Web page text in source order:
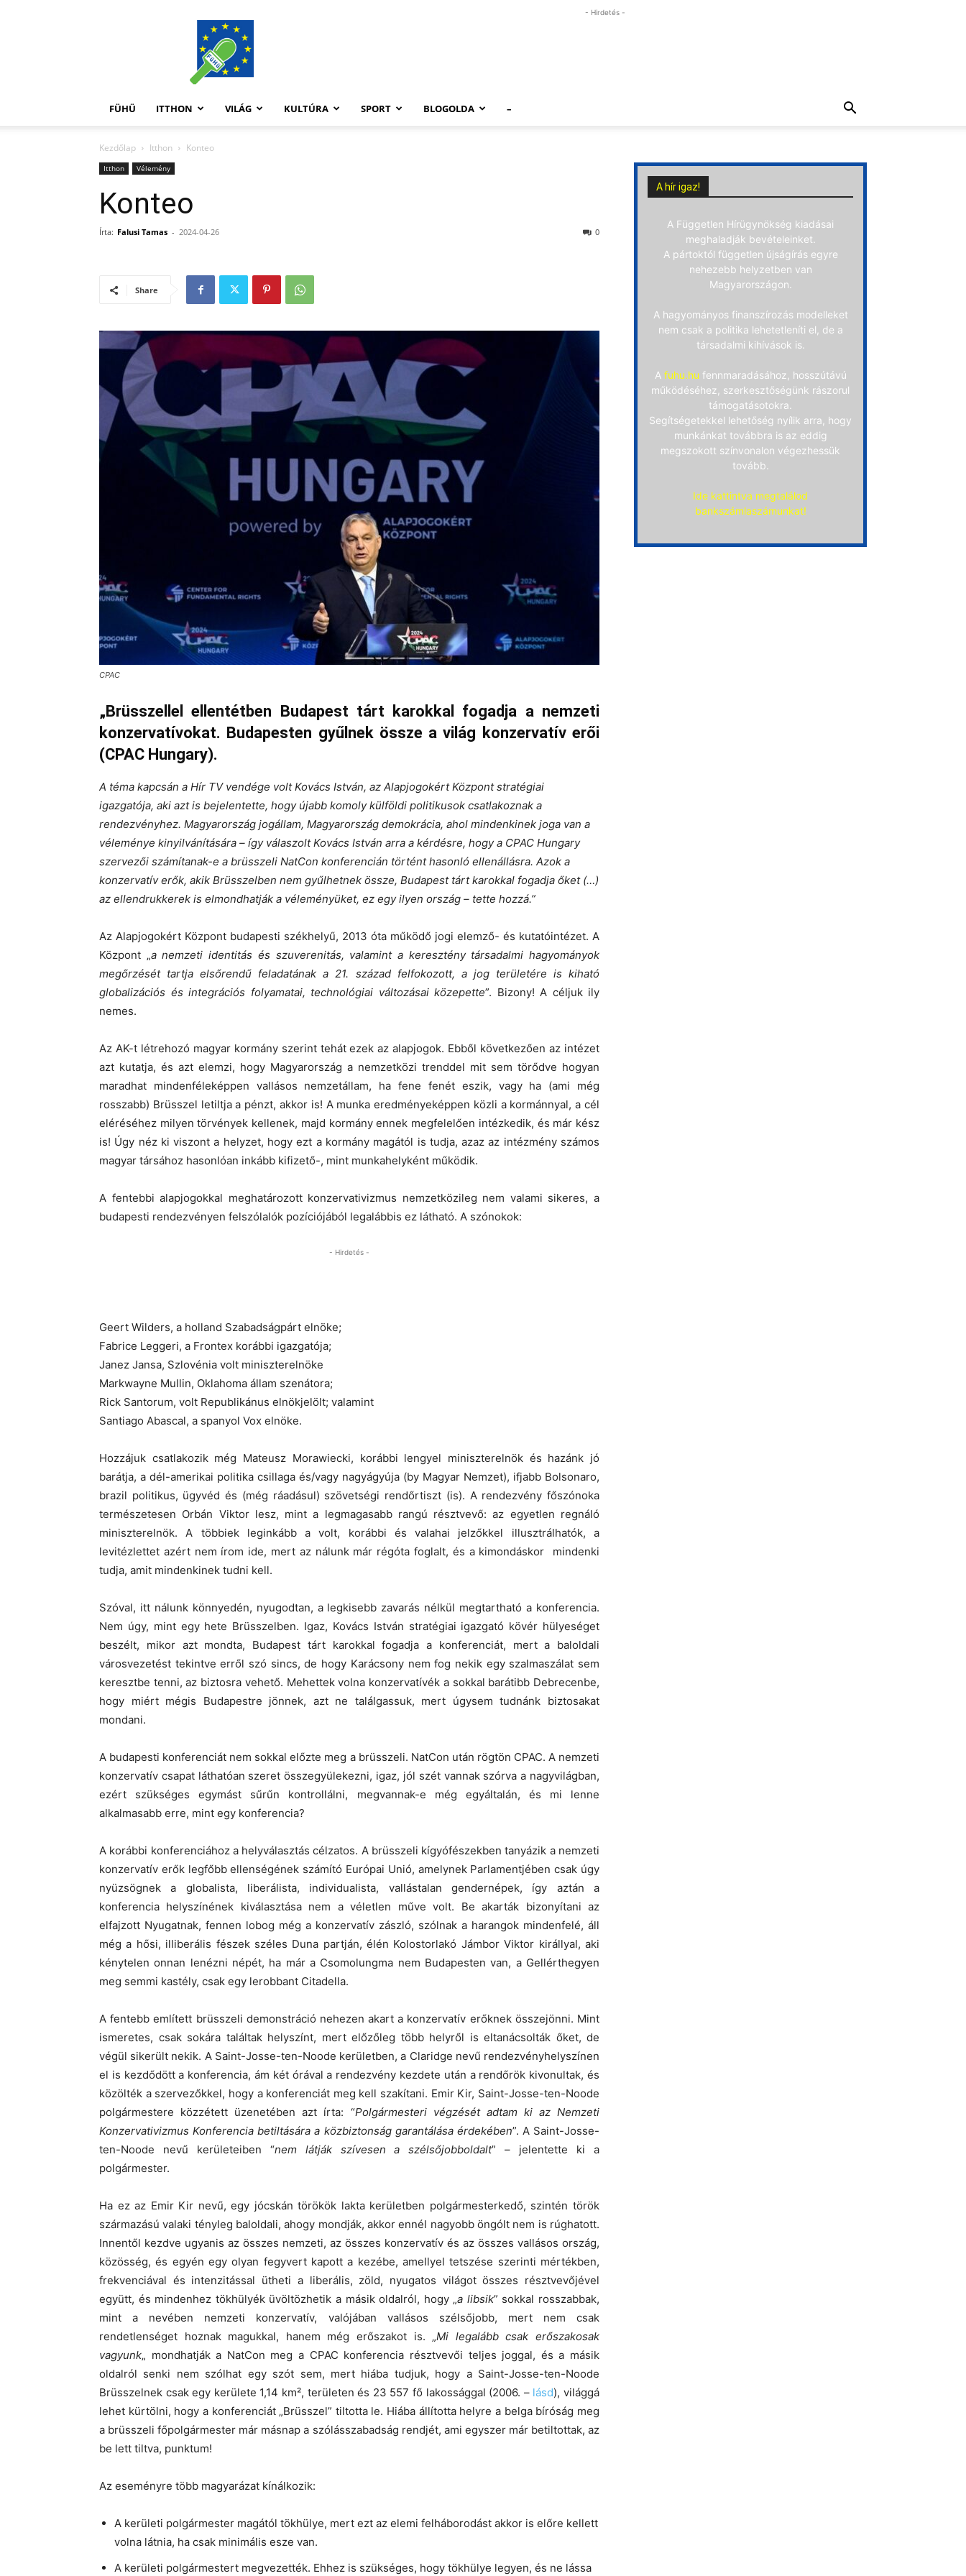
FüHü
- Hirdetés -
FÜHÜ ITTHON VILÁG KULTÚRA SPORT BLOGOLDA –
Kezdőlap Itthon Konteo
Itthon Vélemény
Konteo
Írta: Falusi Tamas - 2024-04-26 0
Share
CPAC
„Brüsszellel ellentétben Budapest tárt karokkal fogadja a nemzeti
konzervatívokat. Budapesten gyűlnek össze a világ konzervatív erői
(CPAC Hungary).
A téma kapcsán a Hír TV vendége volt Kovács István, az Alapjogokért Központ stratégiai
igazgatója, aki azt is bejelentette, hogy újabb komoly külföldi politikusok csatlakoznak a
rendezvényhez. Magyarország jogállam, Magyarország demokrácia, ahol mindenkinek joga van a
véleménye kinyilvánítására – így válaszolt Kovács István arra a kérdésre, hogy a CPAC Hungary
szervezői számítanak-e a brüsszeli NatCon konferencián történt hasonló ellenállásra. Azok a
konzervatív erők, akik Brüsszelben nem gyűlhetnek össze, Budapest tárt karokkal fogadja őket (…)
az ellendrukkerek is elmondhatják a véleményüket, ez egy ilyen ország – tette hozzá.”
Az Alapjogokért Központ budapesti székhelyű, 2013 óta működő jogi elemző- és kutatóintézet. A
Központ „a nemzeti identitás és szuverenitás, valamint a keresztény társadalmi hagyományok
megőrzését tartja elsőrendű feladatának a 21. század felfokozott, a jog területére is kiható
globalizációs és integrációs folyamatai, technológiai változásai közepette”. Bizony! A céljuk ily
nemes.
Az AK-t létrehozó magyar kormány szerint tehát ezek az alapjogok. Ebből következően az intézet
azt kutatja, és azt elemzi, hogy Magyarország a nemzetközi trenddel mit sem törődve hogyan
maradhat mindenféleképpen vallásos nemzetállam, ha fene fenét eszik, vagy ha (ami még
rosszabb) Brüsszel letiltja a pénzt, akkor is! A munka eredményeképpen közli a kormánnyal, a cél
eléréséhez milyen törvények kellenek, majd kormány ennek megfelelően intézkedik, és már kész
is! Úgy néz ki viszont a helyzet, hogy ezt a kormány magától is tudja, azaz az intézmény számos
magyar társához hasonlóan inkább kifizető-, mint munkahelyként működik.
A fentebbi alapjogokkal meghatározott konzervativizmus nemzetközileg nem valami sikeres, a
budapesti rendezvényen felszólalók pozíciójából legalábbis ez látható. A szónokok:
- Hirdetés -
Geert Wilders, a holland Szabadságpárt elnöke;
Fabrice Leggeri, a Frontex korábbi igazgatója;
Janez Jansa, Szlovénia volt miniszterelnöke
Markwayne Mullin, Oklahoma állam szenátora;
Rick Santorum, volt Republikánus elnökjelölt; valamint
Santiago Abascal, a spanyol Vox elnöke.
Hozzájuk csatlakozik még Mateusz Morawiecki, korábbi lengyel miniszterelnök és hazánk jó
barátja, a dél-amerikai politika csillaga és/vagy nagyágyúja (by Magyar Nemzet), ifjabb Bolsonaro,
brazil politikus, ügyvéd és (még ráadásul) szövetségi rendőrtiszt (is). A rendezvény főszónoka
természetesen Orbán Viktor lesz, mint a legmagasabb rangú résztvevő: az egyetlen regnáló
miniszterelnök. A többiek leginkább a volt, korábbi és valahai jelzőkkel illusztrálhatók, a
levitézlettet azért nem írom ide, mert az nálunk már régóta foglalt, és a kimondáskor mindenki
tudja, amit mindenkinek tudni kell.
Szóval, itt nálunk könnyedén, nyugodtan, a legkisebb zavarás nélkül megtartható a konferencia.
Nem úgy, mint egy hete Brüsszelben. Igaz, Kovács István stratégiai igazgató kövér hülyeséget
beszélt, mikor azt mondta, Budapest tárt karokkal fogadja a konferenciát, mert a baloldali
városvezetést tekintve erről szó sincs, de hogy Karácsony nem fog nekik egy szalmaszálat sem
keresztbe tenni, az biztosra vehető. Mehettek volna konzervatívék a sokkal barátibb Debrecenbe,
hogy miért mégis Budapestre jönnek, azt ne találgassuk, mert úgysem tudnánk biztosakat
mondani.
A budapesti konferenciát nem sokkal előzte meg a brüsszeli. NatCon után rögtön CPAC. A nemzeti
konzervatív csapat láthatóan szeret összegyülekezni, igaz, jól szét vannak szórva a nagyvilágban,
ezért szükséges egymást sűrűn kontrollálni, megvannak-e még egyáltalán, és mi lenne
alkalmasabb erre, mint egy konferencia?
A korábbi konferenciához a helyválasztás célzatos. A brüsszeli kígyófészekben tanyázik a nemzeti
konzervatív erők legfőbb ellenségének számító Európai Unió, amelynek Parlamentjében csak úgy
nyüzsögnek a globalista, liberálista, individualista, vallástalan gendernépek, így aztán a
konferencia helyszínének kiválasztása nem a véletlen műve volt. Be akarták bizonyítani az
elfajzott Nyugatnak, fennen lobog még a konzervatív zászló, szólnak a harangok mindenfelé, áll
még a hősi, illiberális fészek széles Duna partján, élén Kolostorlakó Jámbor Viktor királlyal, aki
kénytelen onnan lenézni népét, ha már a Csomolungma nem Budapesten van, a Gellérthegyen
meg semmi kastély, csak egy lerobbant Citadella.
A fentebb említett brüsszeli demonstráció nehezen akart a konzervatív erőknek összejönni. Mint
ismeretes, csak sokára találtak helyszínt, mert előzőleg több helyről is eltanácsolták őket, de
végül sikerült nekik. A Saint-Josse-ten-Noode kerületben, a Claridge nevű rendezvényhelyszínen
el is kezdődött a konferencia, ám két órával a rendezvény kezdete után a rendőrök kivonultak, és
közölték a szervezőkkel, hogy a konferenciát meg kell szakítani. Emir Kir, Saint-Josse-ten-Noode
polgármestere közzétett üzenetében azt írta: “Polgármesteri végzését adtam ki az Nemzeti
Konzervativizmus Konferencia betiltására a közbiztonság garantálása érdekében”. A Saint-Josse-
ten-Noode nevű kerületeiben “nem látják szívesen a szélsőjobboldalt” – jelentette ki a
polgármester.
Ha ez az Emir Kir nevű, egy jócskán törökök lakta kerületben polgármesterkedő, szintén török
származású valaki tényleg baloldali, ahogy mondják, akkor ennél nagyobb öngólt nem is rúghatott.
Innentől kezdve ugyanis az összes nemzeti, az összes konzervatív és az összes vallásos ország,
közösség, és egyén egy olyan fegyvert kapott a kezébe, amellyel tetszése szerinti mértékben,
frekvenciával és intenzitással ütheti a liberális, zöld, nyugatos világot összes résztvevőjével
együtt, és mindenhez tökhülyék üvöltözhetik a másik oldalról, hogy „a libsik” sokkal rosszabbak,
mint a nevében nemzeti konzervatív, valójában vallásos szélsőjobb, mert nem csak
rendetlenséget hoznak magukkal, hanem még erőszakot is. „Mi legalább csak erőszakosak
vagyunk„ mondhatják a NatCon meg a CPAC konferencia résztvevői teljes joggal, és a másik
oldalról senki nem szólhat egy szót sem, mert hiába tudjuk, hogy a Saint-Josse-ten-Noode
Brüsszelnek csak egy kerülete 1,14 km², területen és 23 557 fő lakossággal (2006. – lásd), világgá
lehet kürtölni, hogy a konferenciát „Brüsszel” tiltotta le. Hiába állította helyre a belga bíróság meg
a brüsszeli főpolgármester már másnap a szólásszabadság rendjét, ami egyszer már betiltottak, az
be lett tiltva, punktum!
Az eseményre több magyarázat kínálkozik:
A kerületi polgármester magától tökhülye, mert ezt az elemi felháborodást akkor is előre kellett
volna látnia, ha csak minimális esze van.
A kerületi polgármestert megvezették. Ehhez is szükséges, hogy tökhülye legyen, és ne lássa
A hír igaz!
A Független Hírügynökség kiadásai
meghaladják bevételeinket.
A pártoktól független újságírás egyre
nehezebb helyzetben van
Magyarországon.
A hagyományos finanszírozás modelleket
nem csak a politika lehetetleníti el, de a
társadalmi kihívások is.
A fuhu.hu fennmaradásához, hosszútávú
működéséhez, szerkesztőségünk rászorul
támogatásotokra.
Segítségetekkel lehetőség nyílik arra, hogy
munkánkat továbbra is az eddig
megszokott színvonalon végezhessük
tovább.
Ide kattintva megtalálod
bankszámlaszámunkat!